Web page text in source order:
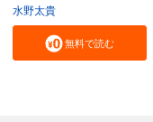
水野太貴
無料で読む